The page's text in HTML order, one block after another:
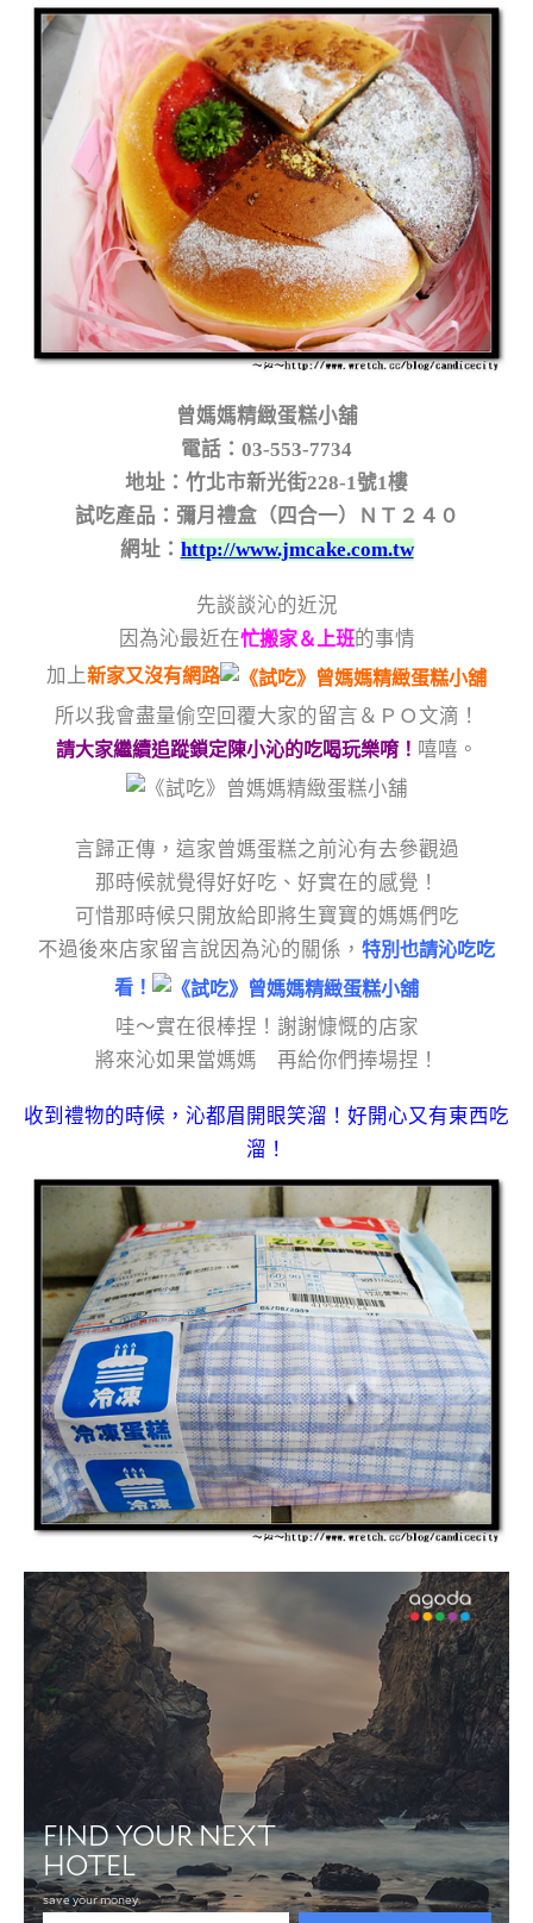
曾媽媽精緻蛋糕小舖
電話：03-553-7734
地址：竹北市新光街228-1號1樓
試吃產品：彌月禮盒（四合一）ＮＴ２４０
網址： http://www.jmcake.com.tw
先談談沁的近況
因為沁最近在忙搬家＆上班的事情
加上新家又沒有網路
所以我會盡量偷空回覆大家的留言＆ＰＯ文滴！
請大家繼續追蹤鎖定陳小沁的吃喝玩樂唷！ 嘻嘻。
言歸正傳，這家曾媽蛋糕之前沁有去參觀過
那時候就覺得好好吃、好實在的感覺！
可惜那時候只開放給即將生寶寶的媽媽們吃
不過後來店家留言說因為沁的關係， 特別也請沁吃吃
看！
哇～實在很棒捏！謝謝慷慨的店家
將來沁如果當媽媽 再給你們捧場捏！
收到禮物的時候，沁都眉開眼笑溜！好開心又有東西吃
溜！